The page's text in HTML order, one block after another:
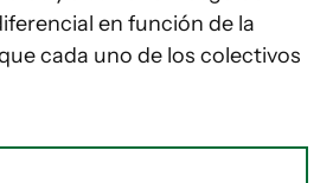
en función de la
cada uno de los colectivos